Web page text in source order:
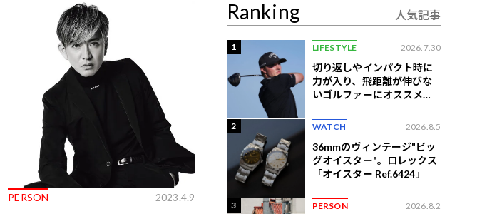
PERSON 2023.4.9
Ranking 人気記事
1 LIFESTYLE 2026.7.30
切り返しやインパクト時に
力が入り、飛距離が伸びな
いゴルファーにオススメの
2 WATCH 2026.8.5
36mmのヴィンテージ"ビッ
グオイスター"。ロレックス
「オイスター Ref.6424」
3 PERSON 2026.8.2